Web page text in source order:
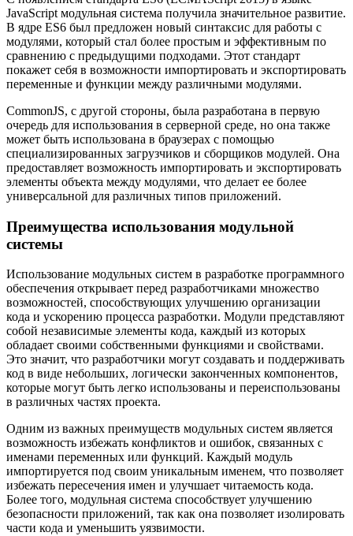
JavaScript модульная система получила значительное развитие.
В ядре ES6 был предложен новый синтаксис для работы с
модулями, который стал более простым и эффективным по
сравнению с предыдущими подходами. Этот стандарт
покажет себя в возможности импортировать и экспортировать
переменные и функции между различными модулями.
CommonJS, с другой стороны, была разработана в первую
очередь для использования в серверной среде, но она также
может быть использована в браузерах с помощью
специализированных загрузчиков и сборщиков модулей. Она
предоставляет возможность импортировать и экспортировать
элементы объекта между модулями, что делает ее более
универсальной для различных типов приложений.
Преимущества использования модульной
системы
Использование модульных систем в разработке программного
обеспечения открывает перед разработчиками множество
возможностей, способствующих улучшению организации
кода и ускорению процесса разработки. Модули представляют
собой независимые элементы кода, каждый из которых
обладает своими собственными функциями и свойствами.
Это значит, что разработчики могут создавать и поддерживать
код в виде небольших, логически законченных компонентов,
которые могут быть легко использованы и переиспользованы
в различных частях проекта.
Одним из важных преимуществ модульных систем является
возможность избежать конфликтов и ошибок, связанных с
именами переменных или функций. Каждый модуль
импортируется под своим уникальным именем, что позволяет
избежать пересечения имен и улучшает читаемость кода.
Более того, модульная система способствует улучшению
безопасности приложений, так как она позволяет изолировать
части кода и уменьшить уязвимости.